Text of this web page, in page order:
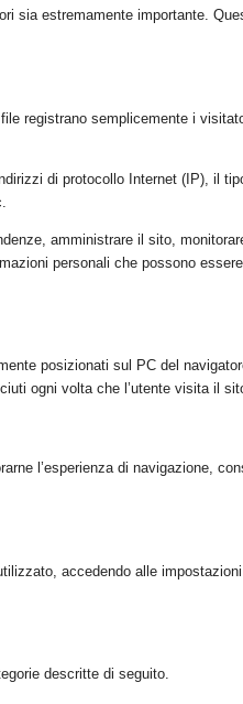
sia estremamente importante.
registrano semplicemente i
di protocollo Internet (IP), il
amministrare il sito,
personali che possono
posizionati sul PC del
ogni volta che l’utente visita il
l’esperienza di navigazione,
accedendo alle
descritte di seguito.